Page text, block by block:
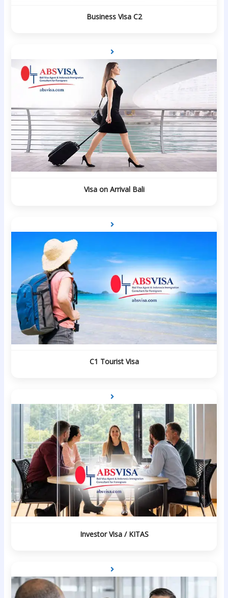
Business Visa C2
Visa on Arrival Bali
C1 Tourist Visa
Investor Visa / KITAS